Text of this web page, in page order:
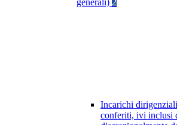
generali) 2
Incarichi
conferiti, ivi inclusi